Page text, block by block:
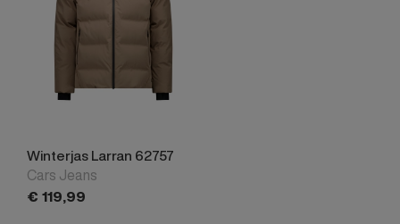
Winterjas Larran 62757
Cars Jeans
€ 119,99